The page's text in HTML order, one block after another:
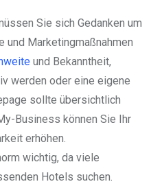
Sie sich Gedanken um
und Marketingmaßnahmen
und Bekanntheit,
werden oder eine eigene
sollte übersichtlich
Business können Sie Ihr
erhöhen.
wichtig, da viele
Hotels suchen.